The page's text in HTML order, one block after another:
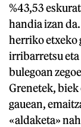
%43,53
handia izan
herriko etxeko
irribarretsu eta
bulegoan
Grenetek,
gauean,
«aldaketa»